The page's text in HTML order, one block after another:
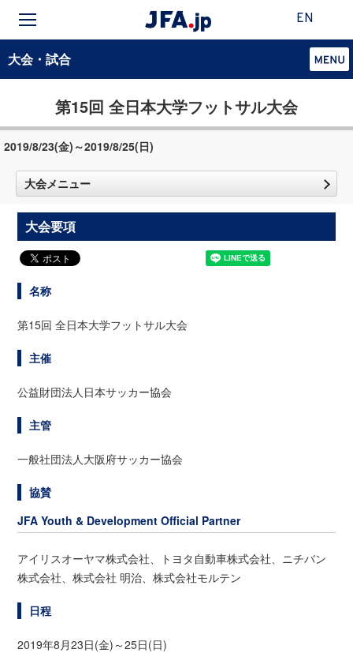
EN
大会・試合
第15回 全日本大学フットサル大会
2019/8/23(金)～2019/8/25(日)
大会メニュー
大会要項
名称
第15回 全日本大学フットサル大会
主催
公益財団法人日本サッカー協会
主管
一般社団法人大阪府サッカー協会
協賛
JFA Youth & Development Official Partner
アイリスオーヤマ株式会社、トヨタ自動車株式会社、ニチバン
株式会社、株式会社 明治、株式会社モルテン
日程
2019年8月23日(金)～25日(日)